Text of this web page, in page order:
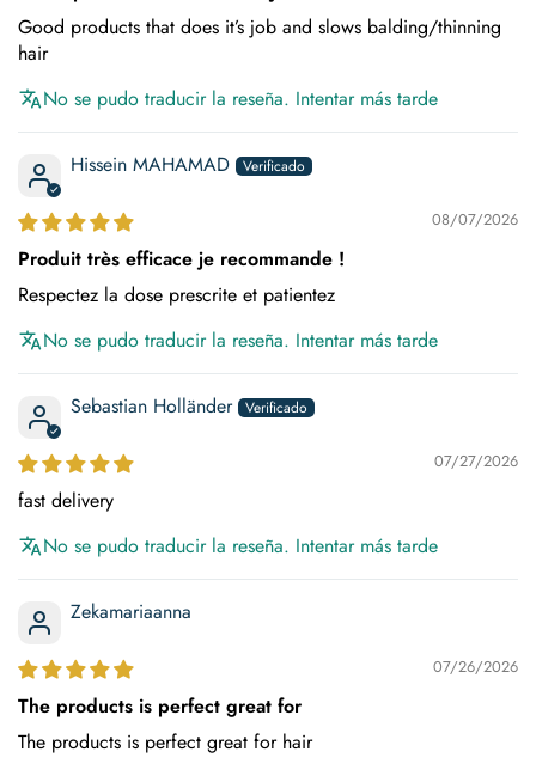
Good products that does it’s job and slows balding/thinning
hair
No se pudo traducir la reseña. Intentar más tarde
Hissein MAHAMAD
08/07/2026
Produit très efficace je recommande !
Respectez la dose prescrite et patientez
No se pudo traducir la reseña. Intentar más tarde
Sebastian Holländer
07/27/2026
fast delivery
No se pudo traducir la reseña. Intentar más tarde
Zekamariaanna
07/26/2026
The products is perfect great for
The products is perfect great for hair